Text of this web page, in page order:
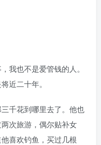
也不是爱管钱的人。
近二十年。
千花到哪里去了。他也
次旅游，偶尔贴补女
喜欢钓鱼，买过几根